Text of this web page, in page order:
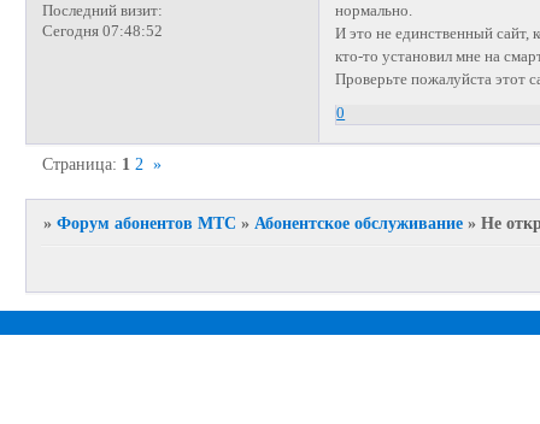
Последний визит:
Сегодня 07:48:52
нормально.
И это не единственный сайт,
кто-то установил мне на
Проверьте пожалуйста этот
0
Страница: 1 2 »
»Форум абонентов МТС » Абонентское обслуживание »Не